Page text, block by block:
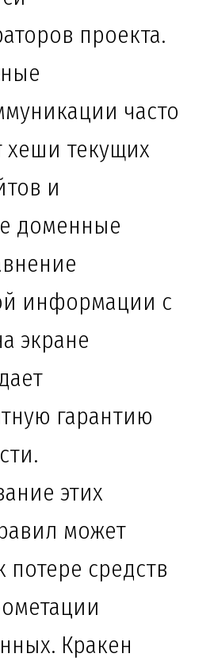
проекта.
часто
хеши текущих
и
доменные
информации с
экране
гарантию
этих
может
потере средств
Кракен